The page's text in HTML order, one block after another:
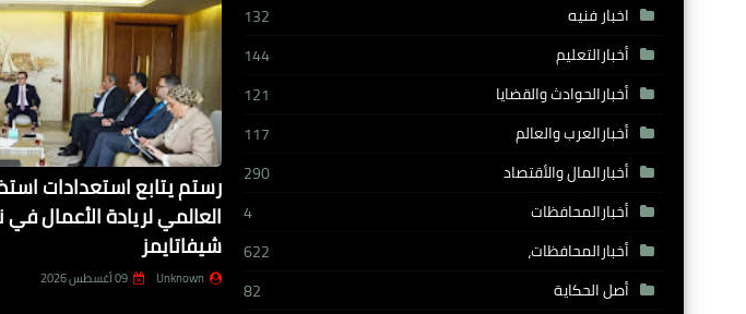
اخبار فنيه
132
أخبارالتعليم
144
أخبارالحوادث والقضايا
121
أخبارالعرب والعالم
117
أخبارالمال والأقتصاد
290
أخبارالمحافظات
4
أخبارالمحافظات،
622
أصل الحكاية
82
رستم يتابع استعدادات
العالمي لريادة الأعمال
شيفاتايمز
Unknown 09 أغسطس 2026